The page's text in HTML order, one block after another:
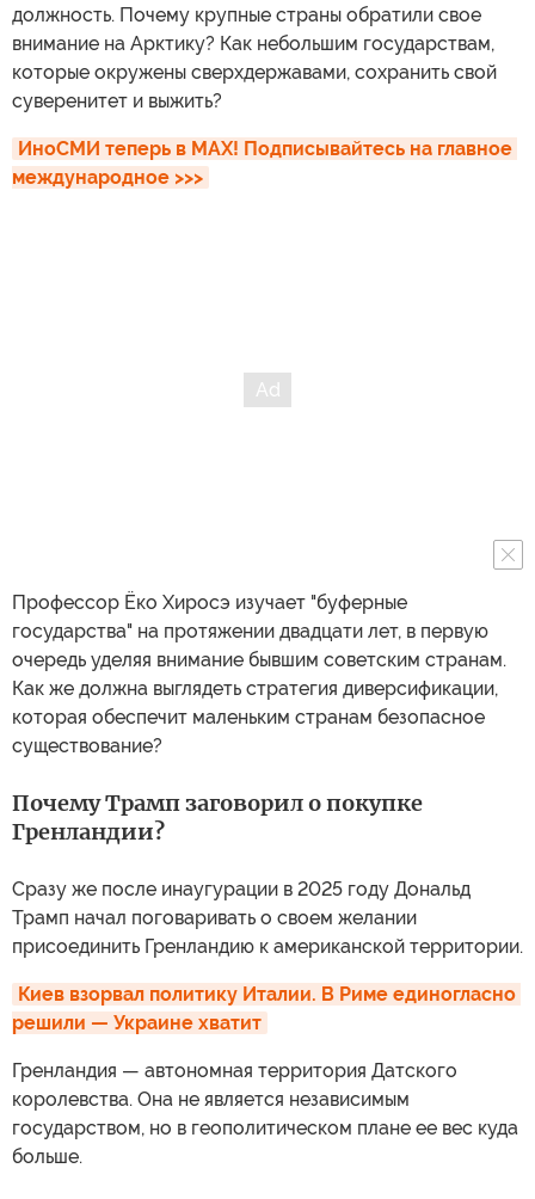
должность. Почему крупные страны обратили свое
внимание на Арктику? Как небольшим государствам,
которые окружены сверхдержавами, сохранить свой
суверенитет и выжить?
ИноСМИ теперь в MAX! Подписывайтесь на главное
международное >>>
Профессор Ёко Хиросэ изучает "буферные
государства" на протяжении двадцати лет, в первую
очередь уделяя внимание бывшим советским странам.
Как же должна выглядеть стратегия диверсификации,
которая обеспечит маленьким странам безопасное
существование?
Почему Трамп заговорил о покупке
Гренландии?
Сразу же после инаугурации в 2025 году Дональд
Трамп начал поговаривать о своем желании
присоединить Гренландию к американской территории.
Киев взорвал политику Италии. В Риме единогласно
решили — Украине хватит
Гренландия — автономная территория Датского
королевства. Она не является независимым
государством, но в геополитическом плане ее вес куда
больше.